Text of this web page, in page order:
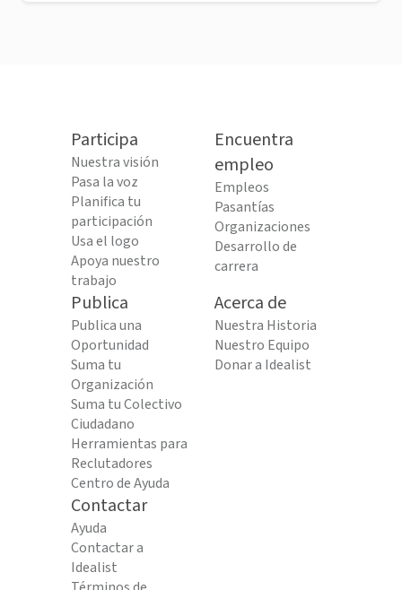
Participa
Nuestra visión
Pasa la voz
Planifica tu
participación
Usa el logo
Apoya nuestro
trabajo
Encuentra
empleo
Empleos
Pasantías
Organizaciones
Desarrollo de
carrera
Publica
Publica una
Oportunidad
Suma tu
Organización
Suma tu Colectivo
Ciudadano
Herramientas para
Reclutadores
Centro de Ayuda
Acerca de
Nuestra Historia
Nuestro Equipo
Donar a Idealist
Contactar
Ayuda
Contactar a
Idealist